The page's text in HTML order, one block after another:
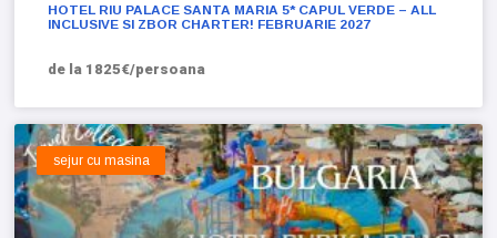
HOTEL RIU PALACE SANTA MARIA 5* CAPUL VERDE – ALL
INCLUSIVE SI ZBOR CHARTER! FEBRUARIE 2027
de la 1825€/persoana
sejur cu masina